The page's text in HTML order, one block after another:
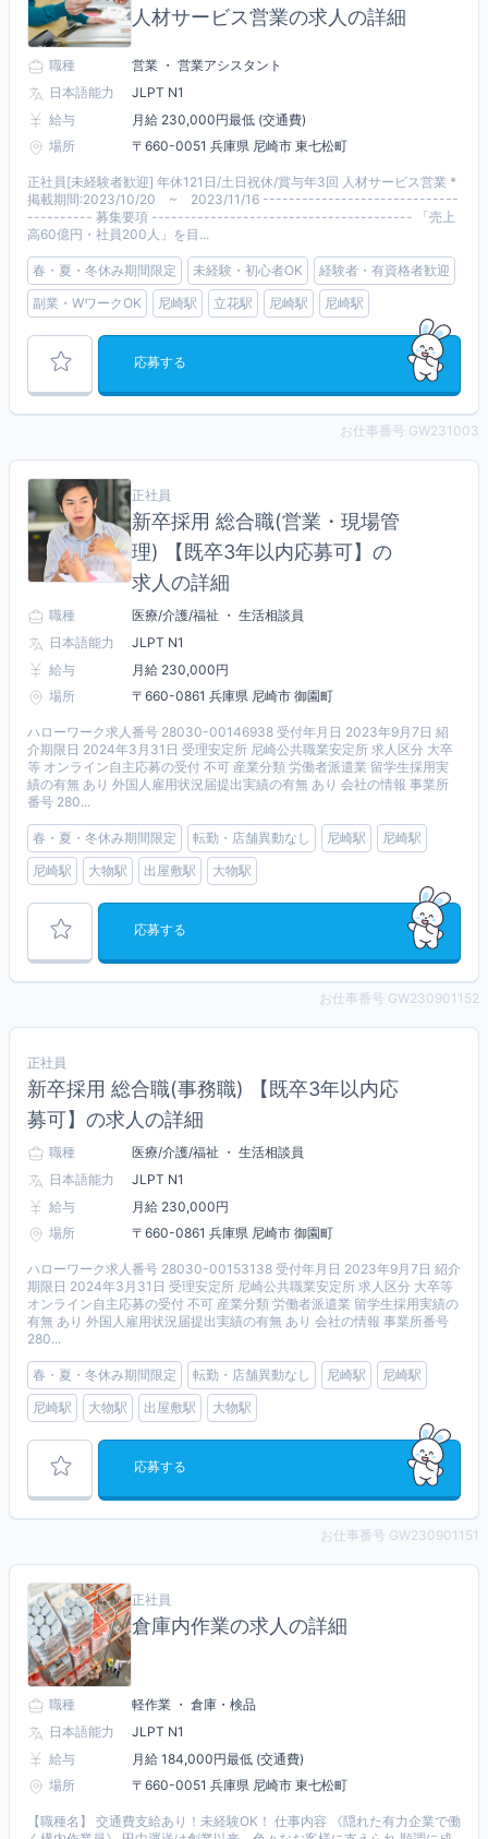
人材サービス営業の求人の詳細
職種
営業 ・ 営業アシスタント
日本語能力
JLPT N1
給与
月給 230,000円最低 (交通費)
場所
〒660-0051 兵庫県 尼崎市 東七松町
正社員[未経験者歓迎] 年休121日/土日祝休/賞与年3回 人材サービス営業 *
掲載期間:2023/10/20 ~ 2023/11/16 ------------------------------
---------- 募集要項 ---------------------------------------- 「売上
高60億円・社員200人」を目...
春・夏・冬休み期間限定 未経験・初心者OK
経験者・有資格者歓迎
副業・WワークOK
尼崎駅 立花駅 尼崎駅 尼崎駅
応募する
お仕事番号 GW231003
正社員
新卒採用 総合職(営業・現場管
理) 【既卒3年以内応募可】の
求人の詳細
職種
医療/介護/福祉 ・ 生活相談員
日本語能力
JLPT N1
給与
月給 230,000円
場所
〒660-0861 兵庫県 尼崎市 御園町
ハローワーク求人番号 28030-00146938 受付年月日 2023年9月7日 紹
介期限日 2024年3月31日 受理安定所 尼崎公共職業安定所 求人区分 大卒
等 オンライン自主応募の受付 不可 産業分類 労働者派遣業 留学生採用実
績の有無 あり 外国人雇用状況届提出実績の有無 あり 会社の情報 事業所
番号 280...
春・夏・冬休み期間限定 転勤・店舗異動なし 尼崎駅
尼崎駅
尼崎駅
大物駅 出屋敷駅 大物駅
応募する
お仕事番号 GW230901152
正社員
新卒採用 総合職(事務職) 【既卒3年以内応
募可】の求人の詳細
職種
医療/介護/福祉 ・ 生活相談員
日本語能力
JLPT N1
給与
月給 230,000円
場所
〒660-0861 兵庫県 尼崎市 御園町
ハローワーク求人番号 28030-00153138 受付年月日 2023年9月7日 紹介
期限日 2024年3月31日 受理安定所 尼崎公共職業安定所 求人区分 大卒等
オンライン自主応募の受付 不可 産業分類 労働者派遣業 留学生採用実績の
有無 あり 外国人雇用状況届提出実績の有無 あり 会社の情報 事業所番号
280...
春・夏・冬休み期間限定 転勤・店舗異動なし 尼崎駅
尼崎駅
尼崎駅
大物駅 出屋敷駅 大物駅
応募する
お仕事番号 GW230901151
正社員
倉庫内作業の求人の詳細
職種
軽作業 ・ 倉庫・検品
日本語能力
JLPT N1
給与
月給 184,000円最低 (交通費)
場所
〒660-0051 兵庫県 尼崎市 東七松町
【職種名】 交通費支給あり！未経験OK！ 仕事内容 《隠れた有力企業で働